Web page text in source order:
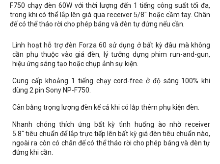
F750 chạy đèn 60W với thời lượng đến 1 tiếng công suất tối đa,
trong khi có thể lắp lên giá qua receiver 5/8" hoặc cầm tay. Chân
đế có thể tháo rời cho phép báng và đèn tự đứng nếu cần.
Linh hoạt hỗ trợ đèn Forza 60 sử dụng ở bất kỳ đâu mà không
cần phụ thuộc vào giá đèn, lý tưởng dựng phim run-and-gun,
hiệu ứng sáng tạo hoặc chụp ảnh sự kiện.
Cung cấp khoảng 1 tiếng chạy cord-free ở độ sáng 100% khi
dùng 2 pin Sony NP-F750.
Cân bằng trọng lượng đèn kể cả khi có lắp thêm phụ kiện đèn.
Nhanh chóng thích ứng bất kỳ tình huống ào nhờ receiver
5.8" tiêu chuẩn để lắp trực tiếp lên bất kỳ giá đèn tiêu chuẩn nào,
ngoài ra còn có chân đế có thể tháo rời cho phép báng và đèn tự
đứng khi cần.